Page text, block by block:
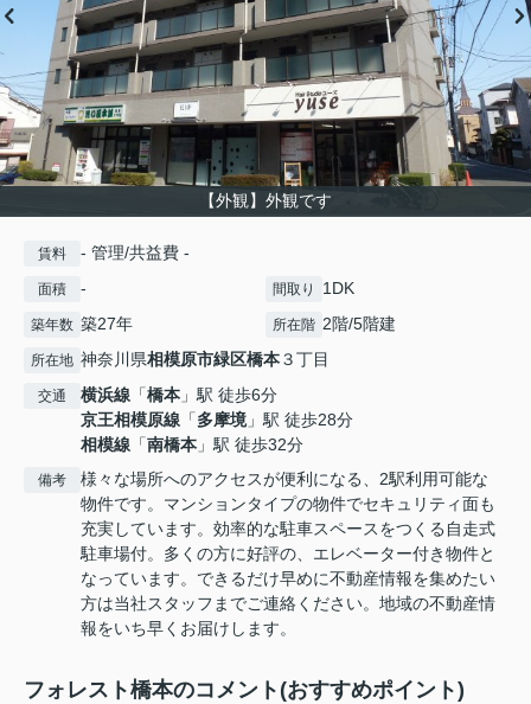
【外観】外観です
賃料 - 管理/共益費 -
面積 - 間取り 1DK
築年数 築27年 所在階 2階/5階建
所在地 神奈川県相模原市緑区橋本３丁目
交通 横浜線 「橋本 」駅 徒歩6分
京王相模原線 「多摩境」駅 徒歩28分
相模線 「南橋本 」駅 徒歩32分
備考
様々な場所へのアクセスが便利になる、2駅利用可能な
物件です。マンションタイプの物件でセキュリティ面も
充実しています。効率的な駐車スペースをつくる自走式
駐車場付。多くの方に好評の、エレベーター付き物件と
なっています。できるだけ早めに不動産情報を集めたい
方は当社スタッフまでご連絡ください。地域の不動産情
報をいち早くお届けします。
フォレスト橋本のコメント(おすすめポイント)